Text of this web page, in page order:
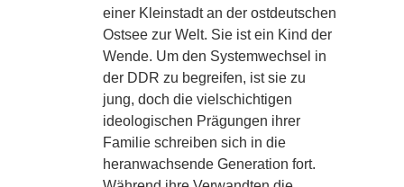
einer Kleinstadt an der ostdeutschen
Ostsee zur Welt. Sie ist ein Kind der
Wende. Um den Systemwechsel in
der DDR zu begreifen, ist sie zu
jung, doch die vielschichtigen
ideologischen Prägungen ihrer
Familie schreiben sich in die
heranwachsende Generation fort.